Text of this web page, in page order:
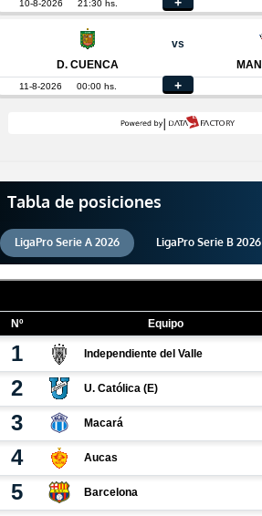
Tabla de posiciones
LigaPro Serie A 2026 LigaPro Serie B 2026